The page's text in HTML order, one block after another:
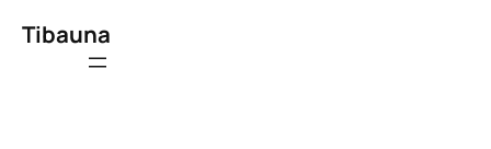
Tibauna